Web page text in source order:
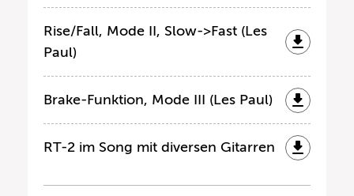
Rise/Fall, Mode II, Slow->Fast (Les
Paul)
Brake-Funktion, Mode III (Les Paul)
RT-2 im Song mit diversen Gitarren